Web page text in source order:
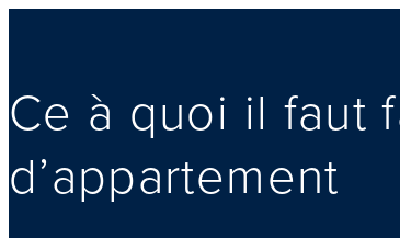
Ce à quoi il faut
d’appartement